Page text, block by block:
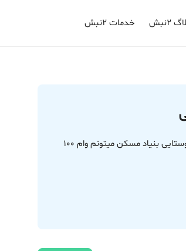
۲نبش خدمات ۲نبش
سلام ببخشید با شناسنامه و پایان کار رسمی خانه مهندسی روستایی بنیاد مسکن میتونم وام 100